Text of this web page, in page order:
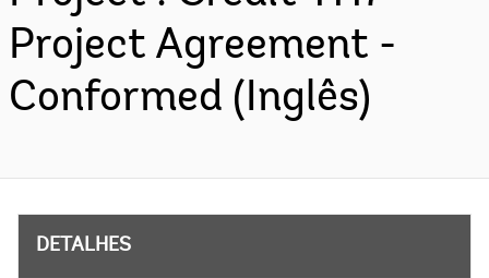
Project Agreement -
Conformed (Inglês)
DETALHES